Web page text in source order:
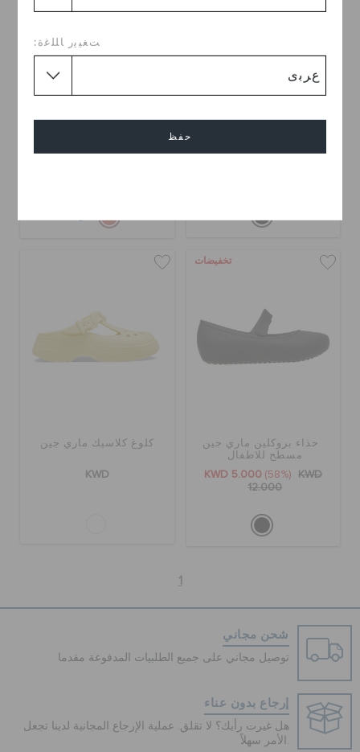
ﺖﻐﻴﻳﺭ ﺎﻠﻠﻏﺓ:
حفظ
+5
تخفيضات
حذاء بروكلين ماري جين
مسطح للاطفال
KWD 5.000 (58%)
KWD
12.000
كلوغ كلاسيك ماري جين
KWD
1
شحن مجاني
توصيل مجاني على جميع الطلبيات المدفوعة مقدما
إرجاع بدون عناء
هل غيرت رأيك؟ لا تقلق. عملية الإرجاع المجانية لدينا تجعل